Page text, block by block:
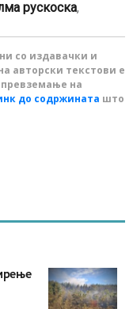
рускоска,
со издавачки и
авторски текстови е
на
до содржината што